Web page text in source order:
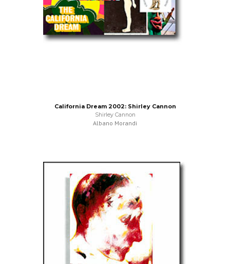
California Dream 2002: Shirley Cannon
Shirley Cannon
Albano Morandi